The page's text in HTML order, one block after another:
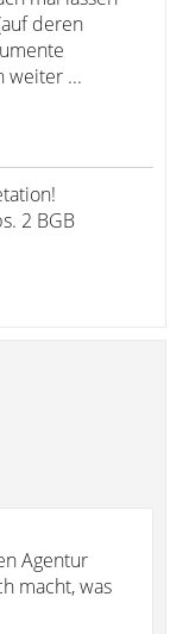
deren
weiter ...
2 BGB
Agentur
macht, was